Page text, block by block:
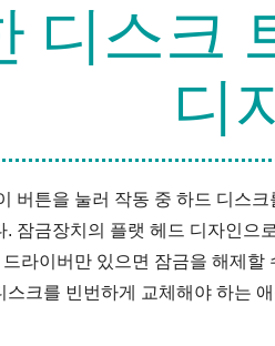
디스크
디
버튼을 눌러 작동 중 하드 디스
잠금장치의 플랫 헤드 디자인으
라이버만 있으면 잠금을 해제
크를 빈번하게 교체해야 하는